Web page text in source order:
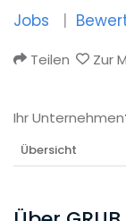
Jobs
Teilen Zur
Ihr
Übersicht